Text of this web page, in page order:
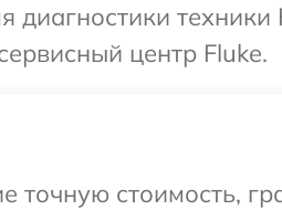
техники
центр Fluke.
точную стоимость,